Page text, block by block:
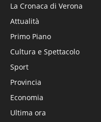
La Cronaca di Verona
Attualità
Primo Piano
Cultura e Spettacolo
Sport
Provincia
Economia
Ultima ora